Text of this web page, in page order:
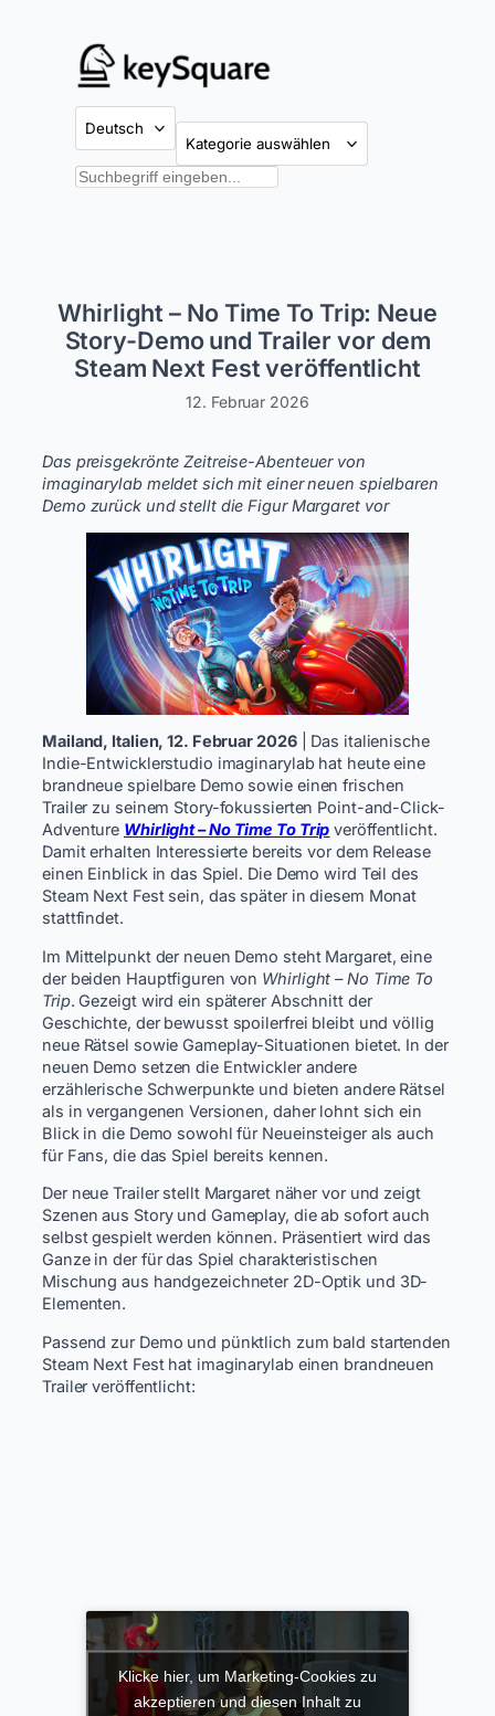
Suchen
Whirlight – No Time To Trip: Neue
Story-Demo und Trailer vor dem
Steam Next Fest veröffentlicht
12. Februar 2026
Das preisgekrönte Zeitreise-Abenteuer von
imaginarylab meldet sich mit einer neuen spielbaren
Demo zurück und stellt die Figur Margaret vor
Mailand, Italien, 12. Februar 2026| Das italienische
Indie-Entwicklerstudio imaginarylab hat heute eine
brandneue spielbare Demo sowie einen frischen
Trailer zu seinem Story-fokussierten Point-and-Click-
Adventure Whirlight – No Time To Trip veröffentlicht.
Damit erhalten Interessierte bereits vor dem Release
einen Einblick in das Spiel. Die Demo wird Teil des
Steam Next Fest sein, das später in diesem Monat
stattfindet.
Im Mittelpunkt der neuen Demo steht Margaret, eine
der beiden Hauptfiguren von Whirlight – No Time To
Trip. Gezeigt wird ein späterer Abschnitt der
Geschichte, der bewusst spoilerfrei bleibt und völlig
neue Rätsel sowie Gameplay-Situationen bietet. In der
neuen Demo setzen die Entwickler andere
erzählerische Schwerpunkte und bieten andere Rätsel
als in vergangenen Versionen, daher lohnt sich ein
Blick in die Demo sowohl für Neueinsteiger als auch
für Fans, die das Spiel bereits kennen.
Der neue Trailer stellt Margaret näher vor und zeigt
Szenen aus Story und Gameplay, die ab sofort auch
selbst gespielt werden können. Präsentiert wird das
Ganze in der für das Spiel charakteristischen
Mischung aus handgezeichneter 2D-Optik und 3D-
Elementen.
Passend zur Demo und pünktlich zum bald startenden
Steam Next Fest hat imaginarylab einen brandneuen
Trailer veröffentlicht:
Klicke hier, um Marketing-Cookies zu
akzeptieren und diesen Inhalt zu